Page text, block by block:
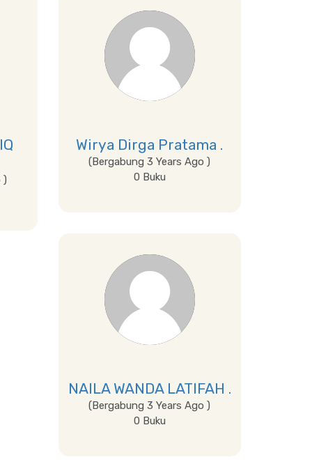
Lihat Detail
)
Wirya Dirga Pratama .
(Bergabung 3 Years Ago )
0 Buku
Lihat Detail
NAILA WANDA LATIFAH .
(Bergabung 3 Years Ago )
0 Buku